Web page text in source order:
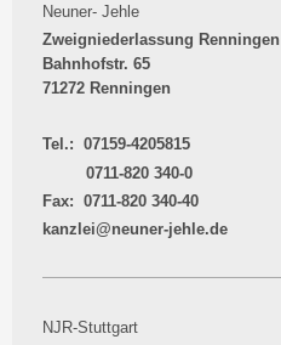
Neuner- Jehle
Zweigniederlassung Renningen
Bahnhofstr. 65
71272 Renningen
Tel.: 07159-4205815
0711-820 340-0
Fax: 0711-820 340-40
kanzlei@neuner-jehle.de
NJR-Stuttgart